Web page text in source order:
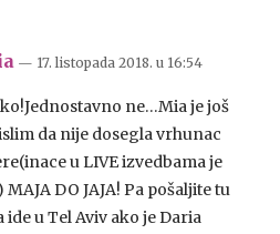
— 17. listopada 2018. u 16:54
ne…Mia je još
da nije dosegla vrhunac
u LIVE izvedbama je
MAJA DO JAJA! Pa pošaljite tu
ide u Tel Aviv ako je Daria